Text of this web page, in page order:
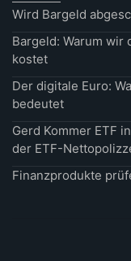
Wird Bargeld
Bargeld: Warum wir
kostet
Der digitale Euro:
bedeutet
Gerd Kommer ETF
der ETF-
Finanzprodukte